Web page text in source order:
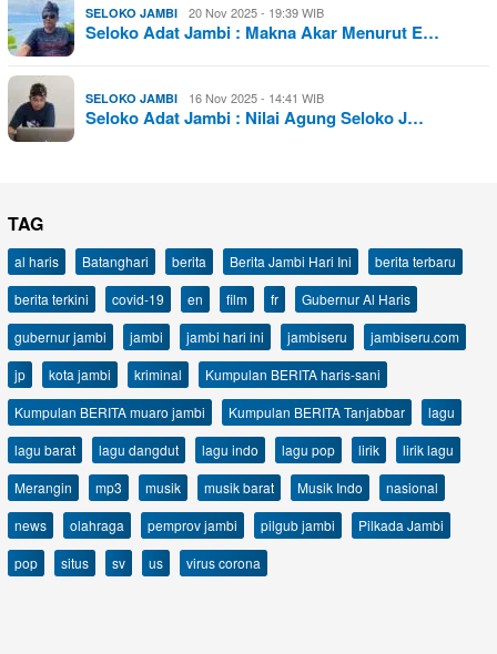
SELOKO JAMBI 20 Nov 2025 - 19:39 WIB
Seloko Adat Jambi : Makna Akar Menurut E…
SELOKO JAMBI 16 Nov 2025 - 14:41 WIB
Seloko Adat Jambi : Nilai Agung Seloko J…
TAG
al haris Batanghari berita Berita Jambi Hari Ini
berita terbaru
berita terkini
covid-19 en film fr
Gubernur Al Haris
gubernur jambi
jambi jambi hari ini jambiseru
jambiseru.com
jp
kota jambi kriminal
Kumpulan BERITA haris-sani
Kumpulan BERITA muaro jambi
Kumpulan BERITA Tanjabbar
lagu
lagu barat
lagu dangdut lagu indo lagu pop lirik
lirik lagu
Merangin
mp3 musik musik barat Musik Indo
nasional
news
olahraga pemprov jambi pilgub jambi
Pilkada Jambi
pop
situs sv us virus corona